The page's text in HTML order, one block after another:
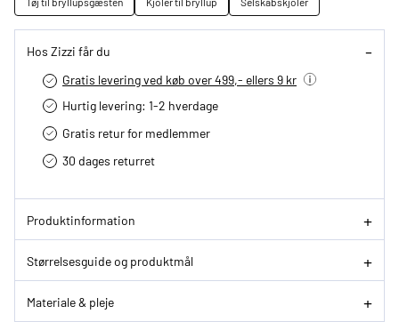
Hos Zizzi får du
Gratis levering ved køb over 499,- ellers 9 kr
Hurtig levering­: 1-2 hverdage
Gratis retur for medlemmer
30 dages returret
Produktinformation
Størrelsesguide og produktmål
Materiale & pleje